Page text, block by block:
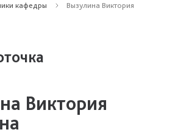
кафедры
Вызулина Виктория
Виктория